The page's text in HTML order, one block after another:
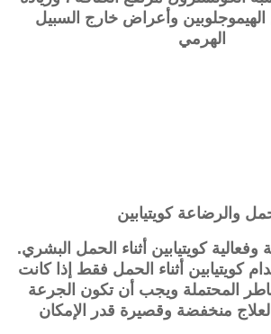
وأعراض خارج السبيل
الهرمي
والرضاعةكويتيابين
وفعاليةكويتيابين أثناء الحمل البشري.
كويتيابين أثناء الحمل فقط إذا كانت
المحتملة ويجب أن تكون الجرعة
منخفضة وقصيرة قدر الإمكان